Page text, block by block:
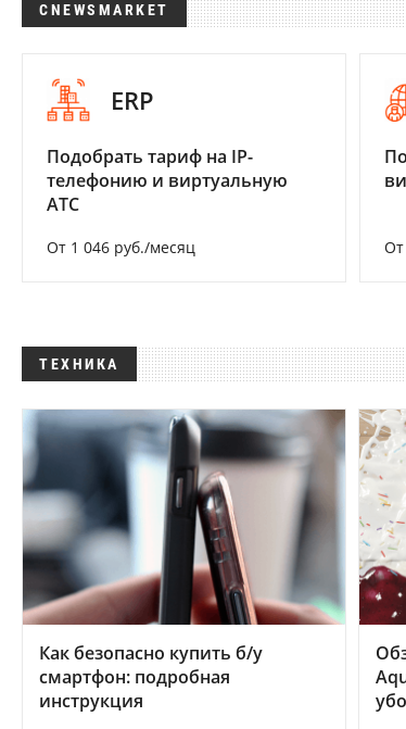
CNEWSMARKET
ERP
Подобрать тариф на IP-
телефонию и виртуальную
АТС
От 1 046 руб./месяц От
ТЕХНИКА
Как безопасно купить б/у
смартфон: подробная
инструкция